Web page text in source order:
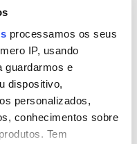
processamos os seus
IP, usando
guardarmos e
dispositivo,
personalizados,
conhecimentos sobre
Tem
superfície ou por
por onde